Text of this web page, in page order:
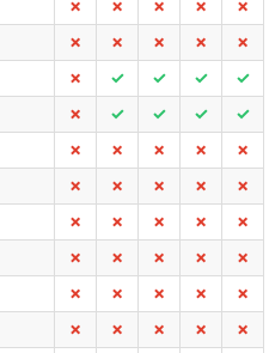
✗ ✗ ✗ ✗
✗
✗ ✗ ✗ ✗
✗
✗ ✓ ✓ ✓
✓
✗ ✓ ✓ ✓
✓
✗ ✗ ✗ ✗
✗
✗ ✗ ✗ ✗
✗
✗ ✗ ✗ ✗
✗
✗ ✗ ✗ ✗
✗
✗ ✗ ✗ ✗
✗
✗ ✗ ✗ ✗
✗